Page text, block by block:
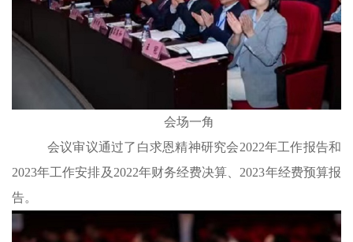
会场一角
会议审议通过了白求恩精神研究会2022年工作报告和
2023年工作安排及2022年财务经费决算、2023年经费预算报
告。